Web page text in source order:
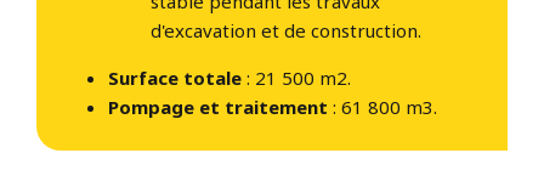
d'excavation et de construction.
Surface totale : 21 500 m2.
Pompage et traitement : 61 800 m3.